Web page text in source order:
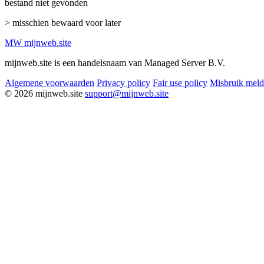
bestand niet gevonden
> misschien bewaard voor later
MW mijnweb.site
mijnweb.site is een handelsnaam van Managed Server B.V.
Algemene voorwaarden Privacy policy Fair use policy Misbruik
© 2026 mijnweb.site support@mijnweb.site